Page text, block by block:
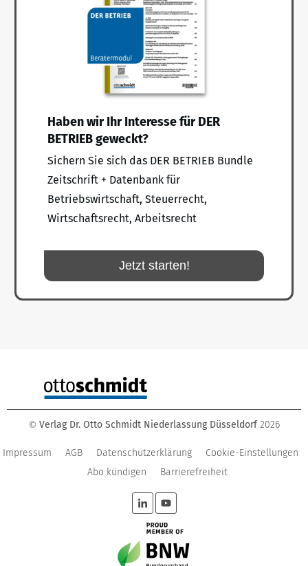
Haben wir Ihr Interesse für DER
BETRIEB geweckt?
Sichern Sie sich das DER BETRIEB Bundle
Zeitschrift + Datenbank für
Betriebswirtschaft, Steuerrecht,
Wirtschaftsrecht, Arbeitsrecht
Jetzt starten!
© Verlag Dr. Otto Schmidt Niederlassung Düsseldorf 2026
Impressum AGB Datenschutzerklärung
Cookie-Einstellungen
Abo kündigen
Barrierefreiheit